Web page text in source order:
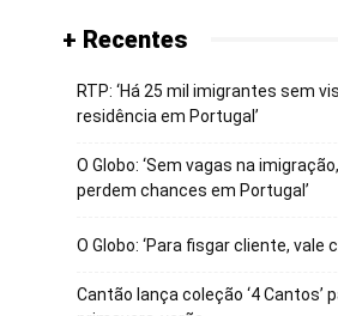
+ Recentes
RTP: ‘Há 25 mil imigrantes sem
residência em Portugal’
O Globo: ‘Sem vagas na
perdem chances em Portugal’
O Globo: ‘Para fisgar cliente, vale
Cantão lança coleção ‘4 Cantos’